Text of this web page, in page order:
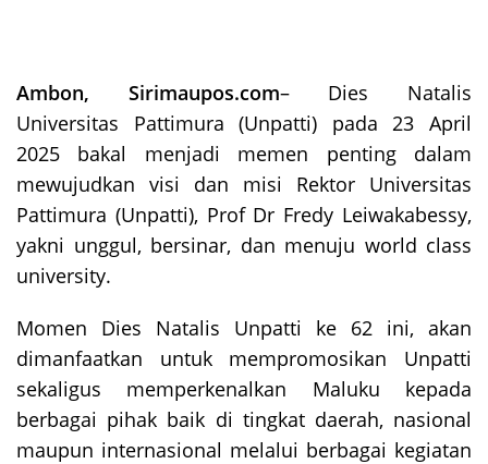
Ambon, Sirimaupos.com– Dies Natalis
Universitas Pattimura (Unpatti) pada 23 April
2025 bakal menjadi memen penting dalam
mewujudkan visi dan misi Rektor Universitas
Pattimura (Unpatti), Prof Dr Fredy Leiwakabessy,
yakni unggul, bersinar, dan menuju world class
university.
Momen Dies Natalis Unpatti ke 62 ini, akan
dimanfaatkan untuk mempromosikan Unpatti
sekaligus memperkenalkan Maluku kepada
berbagai pihak baik di tingkat daerah, nasional
maupun internasional melalui berbagai kegiatan